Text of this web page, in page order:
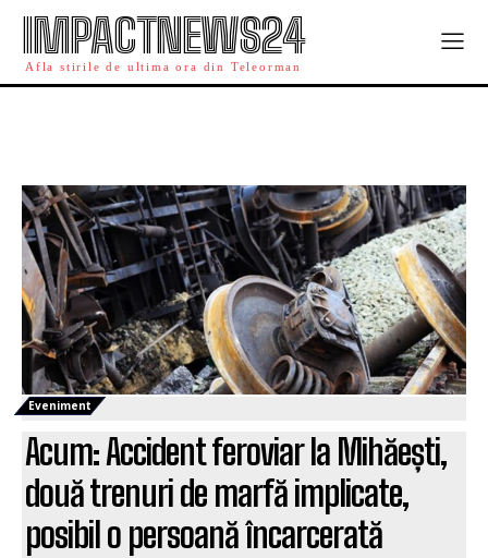
IMPACTNEWS24
Afla stirile de ultima ora din Teleorman
Eveniment
Acum: Accident feroviar la Mihăești,
două trenuri de marfă implicate,
posibil o persoană încarcerată